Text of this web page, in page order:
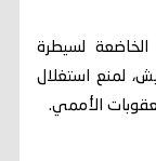
لسيطرة
لمنع استغلال
الأممي.